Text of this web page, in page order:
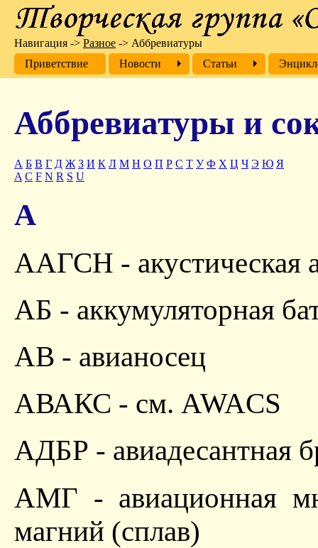
Аббревиатуры и
А Б В Г Д Ж З И К Л М Н О П Р С Т У Ф Х Ц Ч Э Ю Я
A C F N R S U
А
ААГСН - акустическая
АБ - аккумуляторная
АВ - авианосец
АВАКС - см. AWACS
АДБР - авиадесантная
АМГ - авиационная
магний (сплав)
Навигация -> Разное -> Аббревиатуры
Приветствие
Новости Cтатьи